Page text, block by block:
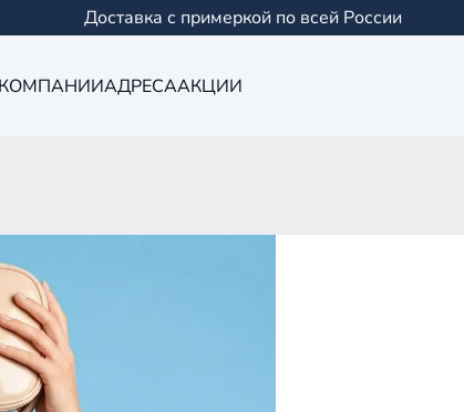
Доставка с примеркой по всей России
АДРЕСААКЦИИ
в
в Казани и